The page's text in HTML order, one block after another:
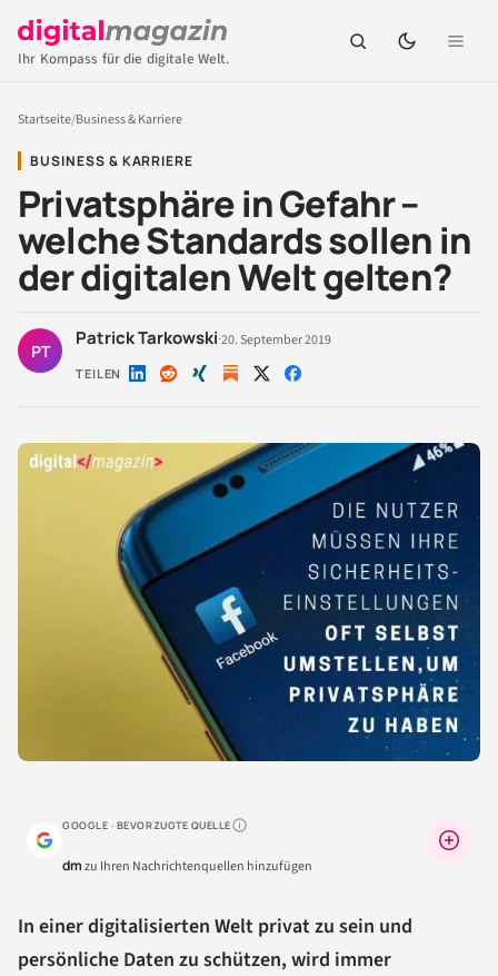
Ihr Kompass für die digitale Welt.
Startseite/Business & Karriere
BUSINESS & KARRIERE
Privatsphäre in Gefahr –
welche Standards sollen in
der digitalen Welt gelten?
PT
Patrick Tarkowski·20. September 2019
TEILEN Auf Auf Auf Auf Auf
GOOGLE · BEVORZUGTE QUELLEWarum lohnt sich das?
dmzu Ihren Nachrichtenquellen hinzufügen
In einer digitalisierten Welt privat zu sein und
persönliche Daten zu schützen, wird immer